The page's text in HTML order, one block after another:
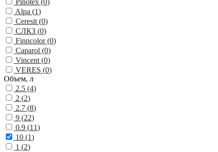
Pinotex (0)
Alpa (1)
Ceresit (0)
СЛКЗ (0)
Finncolor (0)
Caparol (0)
Vincent (0)
VERES (0)
Объем, л
2.5 (4)
2 (2)
2.7 (8)
9 (22)
0.9 (11)
10 (1)
1 (2)